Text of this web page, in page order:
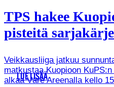
TPS hakee
pisteitä
Veikkausliiga jatkuu
matkustaa Kuopioon
alkaa Väre Areenalla kello
LUE LISÄÄ